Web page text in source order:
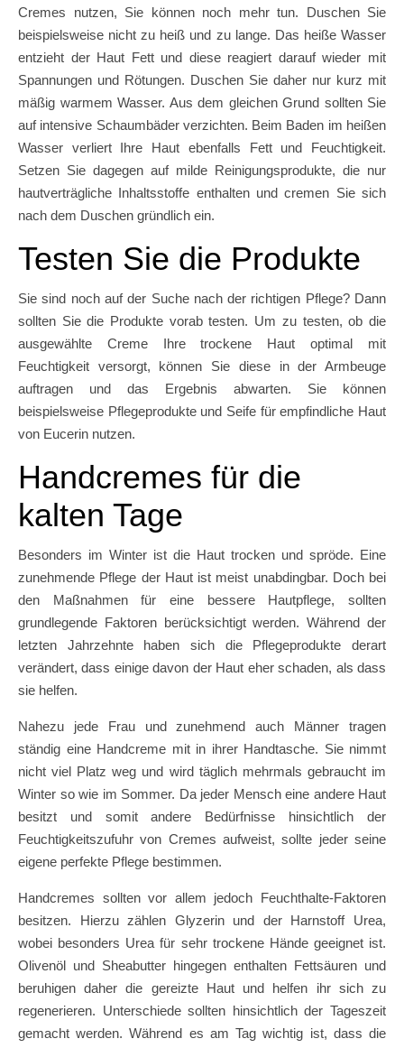
Cremes nutzen, Sie können noch mehr tun. Duschen Sie
beispielsweise nicht zu heiß und zu lange. Das heiße Wasser
entzieht der Haut Fett und diese reagiert darauf wieder mit
Spannungen und Rötungen. Duschen Sie daher nur kurz mit
mäßig warmem Wasser. Aus dem gleichen Grund sollten Sie
auf intensive Schaumbäder verzichten. Beim Baden im heißen
Wasser verliert Ihre Haut ebenfalls Fett und Feuchtigkeit.
Setzen Sie dagegen auf milde Reinigungsprodukte, die nur
hautverträgliche Inhaltsstoffe enthalten und cremen Sie sich
nach dem Duschen gründlich ein.
Testen Sie die Produkte
Sie sind noch auf der Suche nach der richtigen Pflege? Dann
sollten Sie die Produkte vorab testen. Um zu testen, ob die
ausgewählte Creme Ihre trockene Haut optimal mit
Feuchtigkeit versorgt, können Sie diese in der Armbeuge
auftragen und das Ergebnis abwarten. Sie können
beispielsweise Pflegeprodukte und Seife für empfindliche Haut
von Eucerin nutzen.
Handcremes für die
kalten Tage
Besonders im Winter ist die Haut trocken und spröde. Eine
zunehmende Pflege der Haut ist meist unabdingbar. Doch bei
den Maßnahmen für eine bessere Hautpflege, sollten
grundlegende Faktoren berücksichtigt werden. Während der
letzten Jahrzehnte haben sich die Pflegeprodukte derart
verändert, dass einige davon der Haut eher schaden, als dass
sie helfen.
Nahezu jede Frau und zunehmend auch Männer tragen
ständig eine Handcreme mit in ihrer Handtasche. Sie nimmt
nicht viel Platz weg und wird täglich mehrmals gebraucht im
Winter so wie im Sommer. Da jeder Mensch eine andere Haut
besitzt und somit andere Bedürfnisse hinsichtlich der
Feuchtigkeitszufuhr von Cremes aufweist, sollte jeder seine
eigene perfekte Pflege bestimmen.
Handcremes sollten vor allem jedoch Feuchthalte-Faktoren
besitzen. Hierzu zählen Glyzerin und der Harnstoff Urea,
wobei besonders Urea für sehr trockene Hände geeignet ist.
Olivenöl und Sheabutter hingegen enthalten Fettsäuren und
beruhigen daher die gereizte Haut und helfen ihr sich zu
regenerieren. Unterschiede sollten hinsichtlich der Tageszeit
gemacht werden. Während es am Tag wichtig ist, dass die